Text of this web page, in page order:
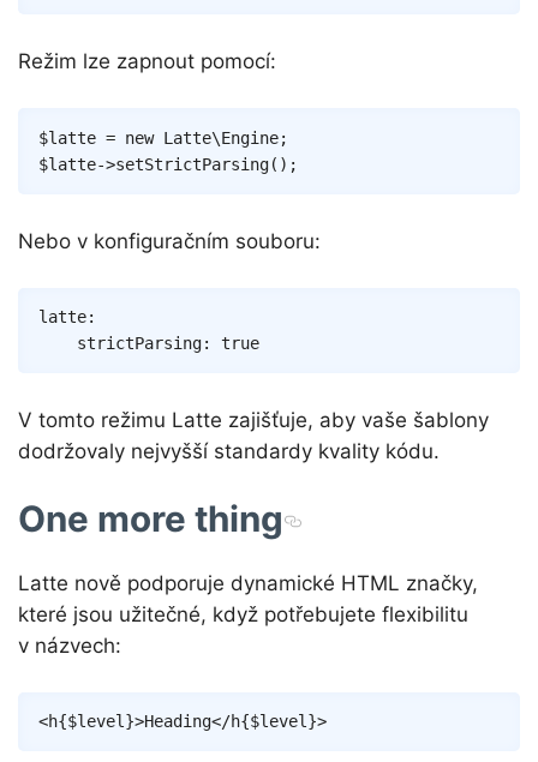
Režim lze zapnout pomocí:
$latte = new Latte\Engine;
$latte->setStrictParsing( ) ;
Nebo v konfiguračním souboru:
latte:
strictParsing: true
V tomto režimu Latte zajišťuje, aby vaše šablony
dodržovaly nejvyšší standardy kvality kódu.
One more thing
Latte nově podporuje dynamické HTML značky,
které jsou užitečné, když potřebujete flexibilitu
v názvech:
<h{$level}>Heading</h{$level}>